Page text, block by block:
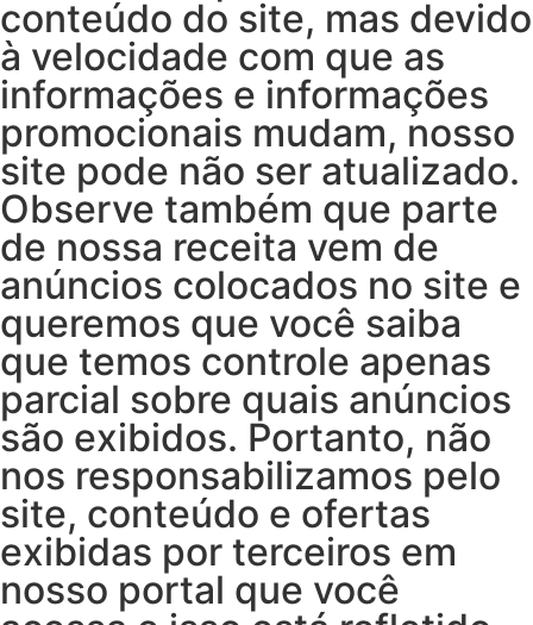
conteúdo do site, mas devido
à velocidade com que as
informações e informações
promocionais mudam, nosso
site pode não ser atualizado.
Observe também que parte
de nossa receita vem de
anúncios colocados no site e
queremos que você saiba
que temos controle apenas
parcial sobre quais anúncios
são exibidos. Portanto, não
nos responsabilizamos pelo
site, conteúdo e ofertas
exibidas por terceiros em
nosso portal que você